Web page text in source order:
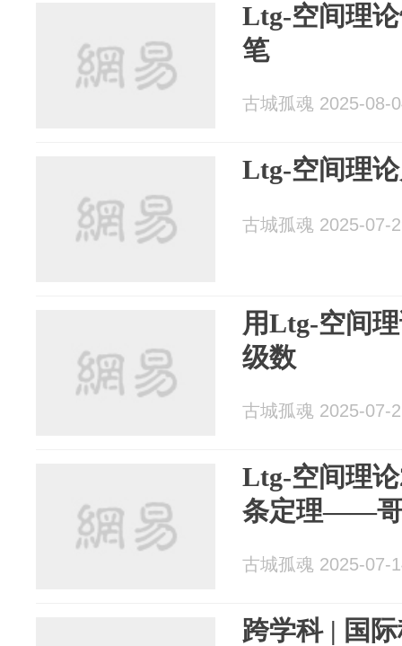
Ltg-空间理
笔
古城孤魂 2025-08-
Ltg-空间理
古城孤魂 2025-07-
用Ltg-空间
级数
古城孤魂 2025-07-
Ltg-空间理
条定理——哥
古城孤魂 2025-07-
跨学科 | 国